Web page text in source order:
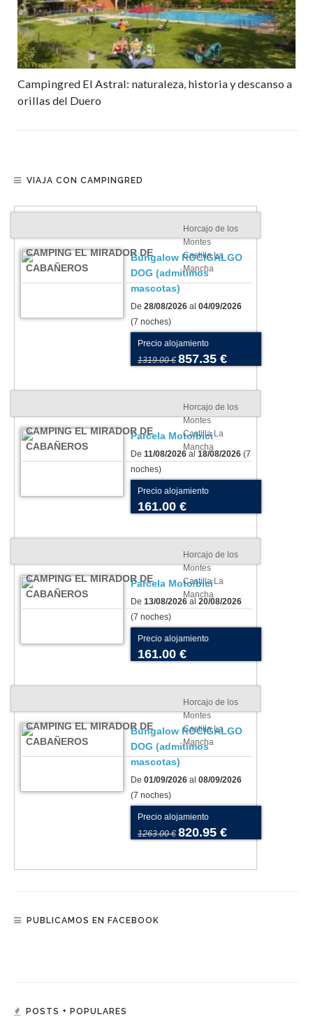
Campingred El Astral: naturaleza, historia y descanso a
orillas del Duero
VIAJA CON CAMPINGRED
CAMPING EL MIRADOR DE
CABAÑEROS
Horcajo de los
Montes
Castilla La
Mancha
Bungalow ROCIGALGO
DOG (admitimos
mascotas)
De 28/08/2026 al 04/09/2026
(7 noches)
Precio alojamiento
1319.00 € 857.35 €
CAMPING EL MIRADOR DE
CABAÑEROS
Horcajo de los
Montes
Castilla La
Mancha
Parcela Moto/bici
De 11/08/2026 al 18/08/2026 (7
noches)
Precio alojamiento
161.00 €
CAMPING EL MIRADOR DE
CABAÑEROS
Horcajo de los
Montes
Castilla La
Mancha
Parcela Moto/bici
De 13/08/2026 al 20/08/2026
(7 noches)
Precio alojamiento
161.00 €
CAMPING EL MIRADOR DE
CABAÑEROS
Horcajo de los
Montes
Castilla La
Mancha
Bungalow ROCIGALGO
DOG (admitimos
mascotas)
De 01/09/2026 al 08/09/2026
(7 noches)
Precio alojamiento
1263.00 € 820.95 €
PUBLICAMOS EN FACEBOOK
POSTS + POPULARES